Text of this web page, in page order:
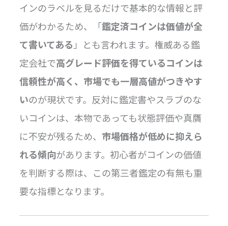
インのラベルを見るだけで基本的な情報と評
価がわかるため、「鑑定済コインは価値が全
て書いてある 」とも言われます。権威ある鑑
定会社で高グレード評価を得ているコインは
信頼性が高く、市場でも一層高値がつきやす
いのが現状です。反対に鑑定書やスラブのな
いコインは、本物であっても状態評価や真贋
に不安が残るため、 市場価格が低めに抑えら
れる傾向があります。初心者がコインの価値
を判断する際は、この第三者鑑定の有無も重
要な指標となります。